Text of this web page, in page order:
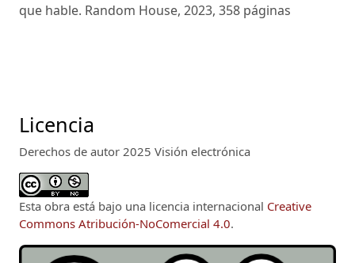
que hable. Random House, 2023, 358 páginas
Licencia
Derechos de autor 2025 Visión electrónica
Esta obra está bajo una licencia internacional Creative
Commons Atribución-NoComercial 4.0.